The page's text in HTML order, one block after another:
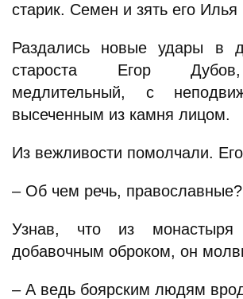
старик. Семен и зять его
Раздались новые удары в
староста Егор
медлительный, с
высеченным из камня лицом.
Из вежливости помолчали.
– Об чем речь, православные?
Узнав, что из монастыря
добавочным оброком, он
– А ведь боярским людям